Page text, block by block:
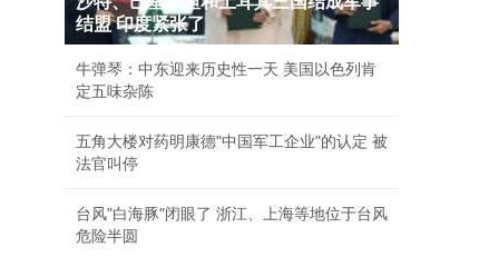
结盟 印度紧张了
牛弹琴：中东迎来历史性一天 美国以色列肯
定五味杂陈
五角大楼对药明康德"中国军工企业"的认定 被
法官叫停
台风"白海豚"闭眼了 浙江、上海等地位于台风
危险半圆